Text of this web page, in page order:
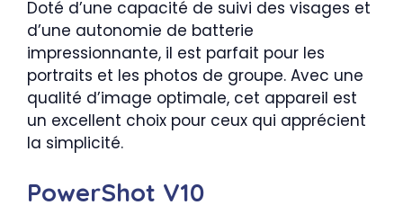
Doté d’une capacité de suivi des visages et
d’une autonomie de batterie
impressionnante, il est parfait pour les
portraits et les photos de groupe. Avec une
qualité d’image optimale, cet appareil est
un excellent choix pour ceux qui apprécient
la simplicité.
PowerShot V10